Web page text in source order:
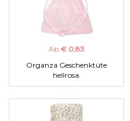
Ab € 0,83
Organza Geschenktüte
hellrosa.